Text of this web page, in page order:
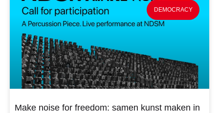
DEMOCRACY
Make noise for freedom: samen kunst maken in